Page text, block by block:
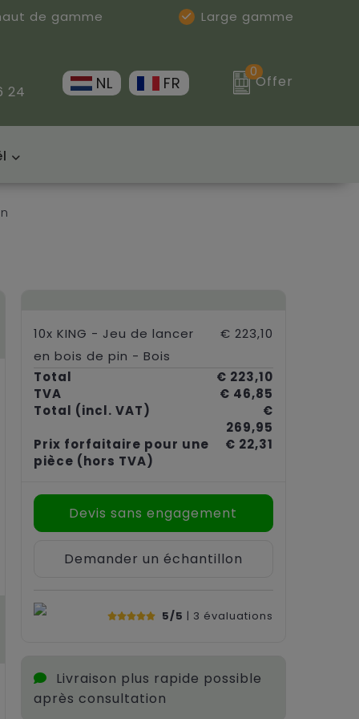
de gamme
Large gamme
24 NL FR
0
Offer
10x KING - Jeu de lancer
en bois de pin - Bois
€ 223,10
Total
€ 223,10
TVA
€ 46,85
Total (incl. VAT)
€
269,95
Prix forfaitaire pour une
pièce (hors TVA)
€ 22,31
Devis sans engagement
Demander un échantillon
5/5 | 3 évaluations
Livraison plus rapide possible
après consultation